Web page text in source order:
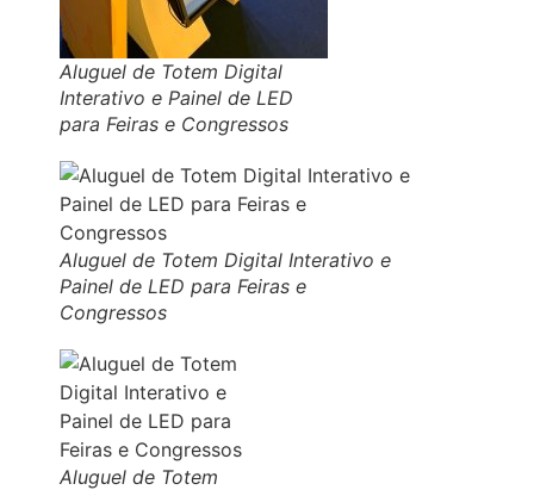
Aluguel de Totem Digital
Interativo e Painel de LED
para Feiras e Congressos
Aluguel de Totem Digital Interativo e
Painel de LED para Feiras e
Congressos
Aluguel de Totem